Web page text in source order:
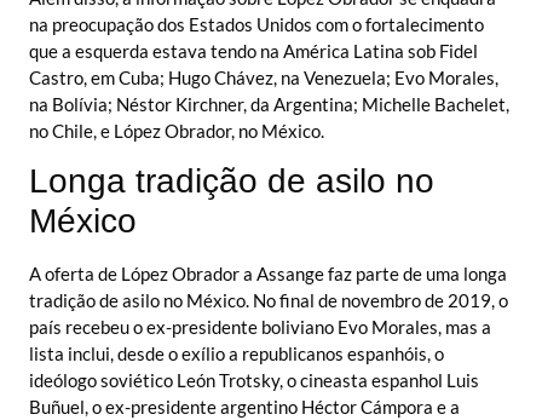
na preocupação dos Estados Unidos com o fortalecimento
que a esquerda estava tendo na América Latina sob Fidel
Castro, em Cuba; Hugo Chávez, na Venezuela; Evo Morales,
na Bolívia; Néstor Kirchner, da Argentina; Michelle Bachelet,
no Chile, e López Obrador, no México.
Longa tradição de asilo no
México
A oferta de López Obrador a Assange faz parte de uma longa
tradição de asilo no México. No final de novembro de 2019, o
país recebeu o ex-presidente boliviano Evo Morales, mas a
lista inclui, desde o exílio a republicanos espanhóis, o
ideólogo soviético León Trotsky, o cineasta espanhol Luis
Buñuel, o ex-presidente argentino Héctor Cámpora e a